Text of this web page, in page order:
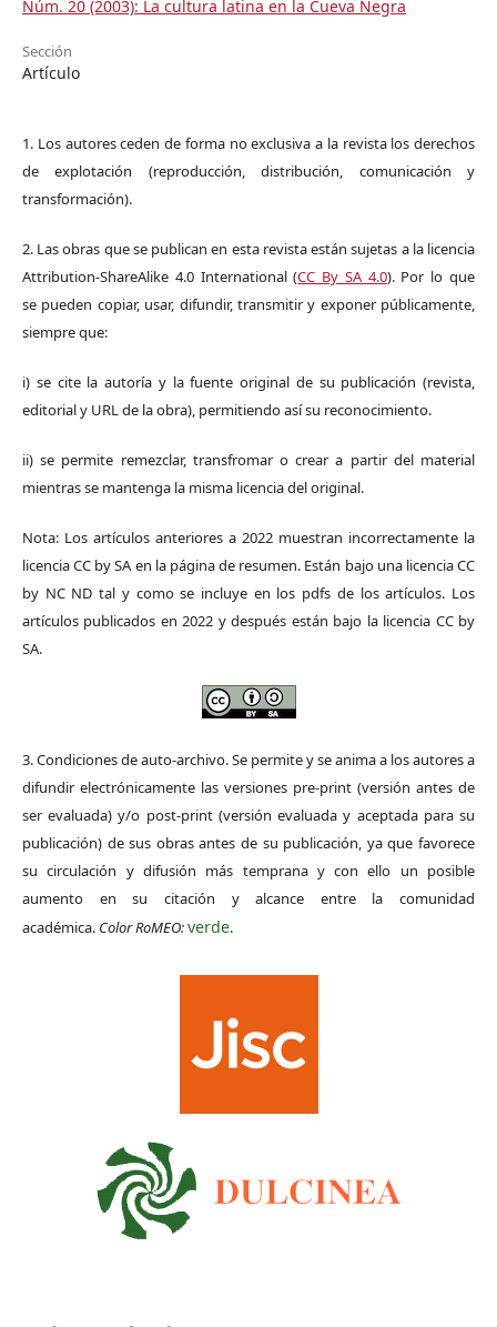
Núm. 20 (2003): La cultura latina en la Cueva Negra
Sección
Artículo
1. Los autores ceden de forma no exclusiva a la revista los derechos
de explotación (reproducción, distribución, comunicación y
transformación).
2. Las obras que se publican en esta revista están sujetas a la licencia
Attribution-ShareAlike 4.0 International (CC By SA 4.0). Por lo que
se pueden copiar, usar, difundir, transmitir y exponer públicamente,
siempre que:
i) se cite la autoría y la fuente original de su publicación (revista,
editorial y URL de la obra), permitiendo así su reconocimiento.
ii) se permite remezclar, transfromar o crear a partir del material
mientras se mantenga la misma licencia del original.
Nota: Los artículos anteriores a 2022 muestran incorrectamente la
licencia CC by SA en la página de resumen. Están bajo una licencia CC
by NC ND tal y como se incluye en los pdfs de los artículos. Los
artículos publicados en 2022 y después están bajo la licencia CC by
SA.
3. Condiciones de auto-archivo. Se permite y se anima a los autores a
difundir electrónicamente las versiones pre-print (versión antes de
ser evaluada) y/o post-print (versión evaluada y aceptada para su
publicación) de sus obras antes de su publicación, ya que favorece
su circulación y difusión más temprana y con ello un posible
aumento en su citación y alcance entre la comunidad
académica. Color RoMEO:verde.